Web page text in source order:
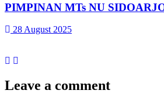
PIMPINAN MTs NU
28 August 2025
Leave a comment